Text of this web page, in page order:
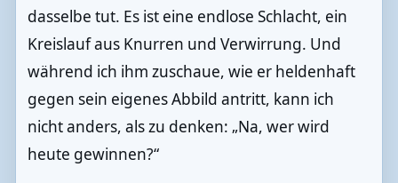
dasselbe tut. Es ist eine endlose Schlacht, ein
Kreislauf aus Knurren und Verwirrung. Und
während ich ihm zuschaue, wie er heldenhaft
gegen sein eigenes Abbild antritt, kann ich
nicht anders, als zu denken: „Na, wer wird
heute gewinnen?“